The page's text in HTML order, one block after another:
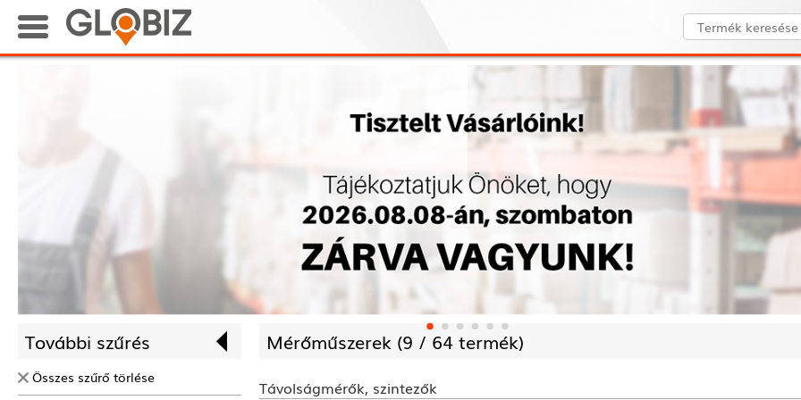
További szűrés
Összes szűrő törlése
Mérőműszerek (9 / 64 termék)
Távolságmérők, szintezők